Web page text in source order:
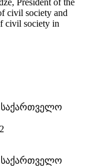
President of the
civil society and
civil society in
საქართველო
საქართველო